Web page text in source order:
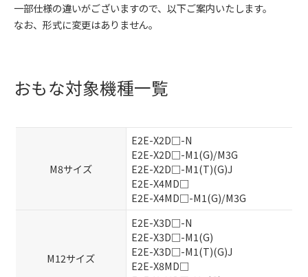
一部仕様の違いがございますので、以下ご案内いたします。
なお、形式に変更はありません。
おもな対象機種一覧
M8サイズ
E2E-X2D□-N
E2E-X2D□-M1(G)/M3G
E2E-X2D□-M1(T)(G)J
E2E-X4MD□
E2E-X4MD□-M1(G)/M3G
M12サイズ
E2E-X3D□-N
E2E-X3D□-M1(G)
E2E-X3D□-M1(T)(G)J
E2E-X8MD□